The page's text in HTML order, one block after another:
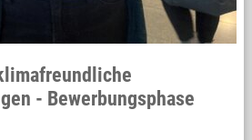
- Bewerbungsphase